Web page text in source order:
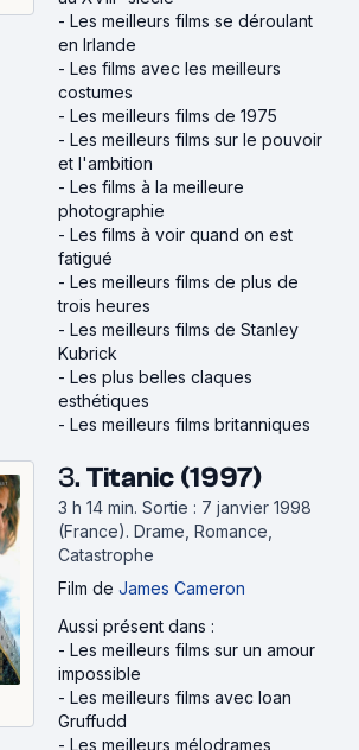
- Les meilleurs films se déroulant
en Irlande
- Les films avec les meilleurs
costumes
- Les meilleurs films de 1975
- Les meilleurs films sur le pouvoir
et l'ambition
- Les films à la meilleure
photographie
- Les films à voir quand on est
fatigué
- Les meilleurs films de plus de
trois heures
- Les meilleurs films de Stanley
Kubrick
- Les plus belles claques
esthétiques
- Les meilleurs films britanniques
3. Titanic (1997)
3 h 14 min. Sortie : 7 janvier 1998
(France). Drame, Romance,
Catastrophe
Film de James Cameron
Aussi présent dans :
- Les meilleurs films sur un amour
impossible
- Les meilleurs films avec Ioan
Gruffudd
- Les meilleurs mélodrames